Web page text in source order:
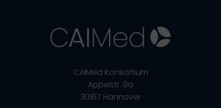
CAIMed Konsortium
Appelstr. 9a
30167 Hannover